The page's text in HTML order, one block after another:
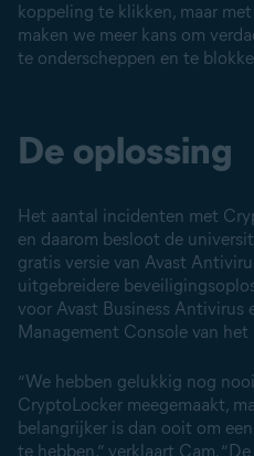
koppeling te klikken, maar
maken we meer kans om
te onderscheppen en te
De oplossing
Het aantal incidenten met
en daarom besloot de
gratis versie van Avast
uitgebreidere
voor Avast Business Antivirus
Management Console van het
“We hebben gelukkig nog
CryptoLocker meegemaakt,
belangrijker is dan ooit om
te hebben,” verklaart Cam.